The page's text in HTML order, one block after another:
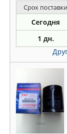
Срок поставки
Сегодня
1 дн.